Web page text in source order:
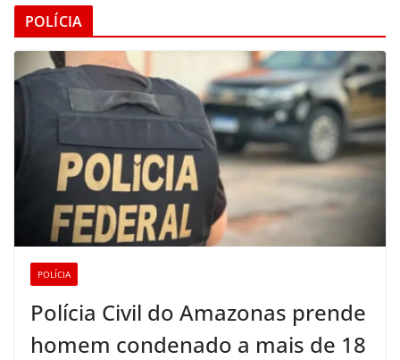
POLÍCIA
POLÍCIA
Polícia Civil do Amazonas prende
homem condenado a mais de 18